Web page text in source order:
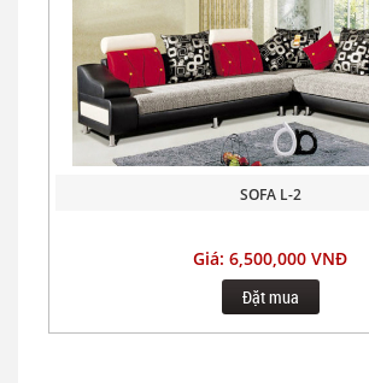
SOFA L-2
Giá: 6,500,000 VNĐ
Đặt mua